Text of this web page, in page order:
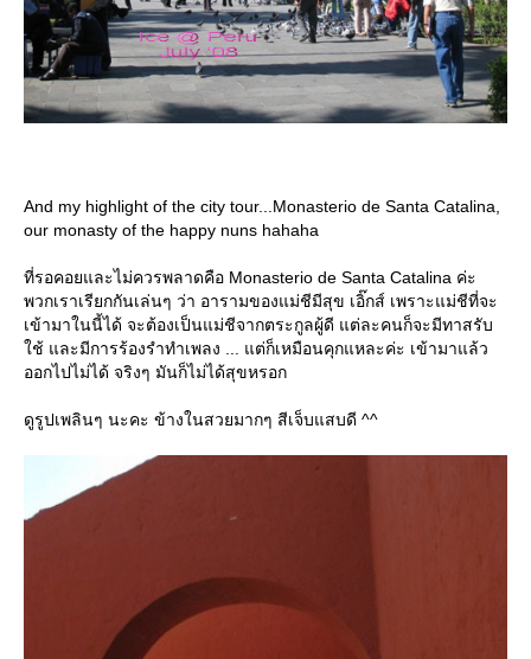
And my highlight of the city tour...Monasterio de Santa Catalina,
our monasty of the happy nuns hahaha
ที่รอคอยและไม่ควรพลาดคือ Monasterio de Santa Catalina ค่ะ
พวกเราเรียกกันเล่นๆ ว่า อารามของแม่ชีมีสุข เอิ๊กส์ เพราะแม่ชีที่จะ
เข้ามาในนี้ได้ จะต้องเป็นแม่ชีจากตระกูลผู้ดี แต่ละคนก็จะมีทาสรับ
ช้ และมีการร้องรำทำเพลง ... แต่ก็เหมือนคุกแหละค่ะ เข้ามาแล้ว
ออกไปไม่ได้ จริงๆ มันก็ไม่ได้สุขหรอก
ดูรูปเพลินๆ นะคะ ข้างในสวยมากๆ สีเจ็บแสบดี ^^